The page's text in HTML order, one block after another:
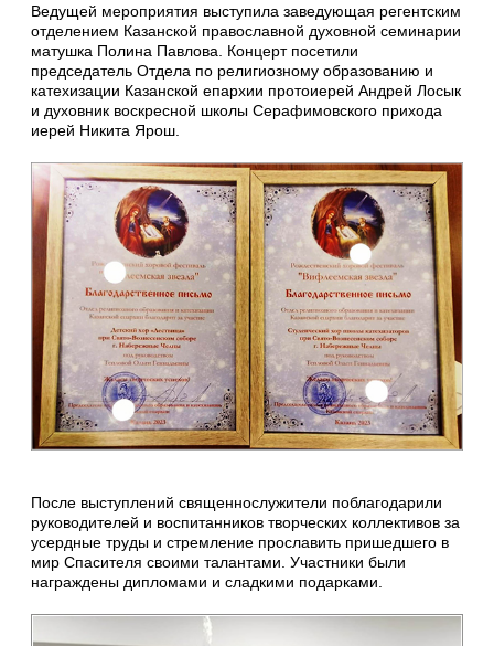
Ведущей мероприятия выступила заведующая регентским
отделением Казанской православной духовной семинарии
матушка Полина Павлова. Концерт посетили
председатель Отдела по религиозному образованию и
катехизации Казанской епархии протоиерей Андрей Лосык
и духовник воскресной школы Серафимовского прихода
иерей Никита Ярош.
После выступлений священнослужители поблагодарили
руководителей и воспитанников творческих коллективов за
усердные труды и стремление прославить пришедшего в
мир Спасителя своими талантами. Участники были
награждены дипломами и сладкими подарками.